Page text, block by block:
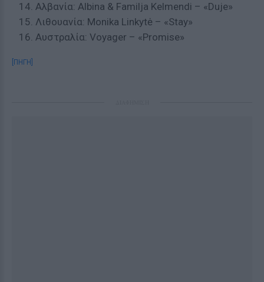
Αλβανία: Albina & Familja Kelmendi – «Duje»
Λιθουανία: Monika Linkytė – «Stay»
Αυστραλία: Voyager – «Promise»
[ΠΗΓΗ]